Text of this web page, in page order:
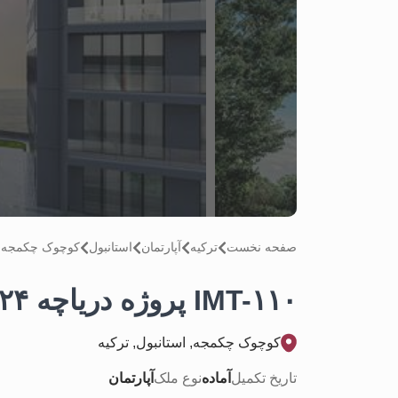
صفحه نخست تركيه آپارتمان استانبول کوچوک چکمجه
IMT-۱۱۰ پروژه دریاچه ۲۴
کوچوک چکمجه, استانبول, تركيه
تاریخ تکمیل آمادهنوع ملک آپارتمان